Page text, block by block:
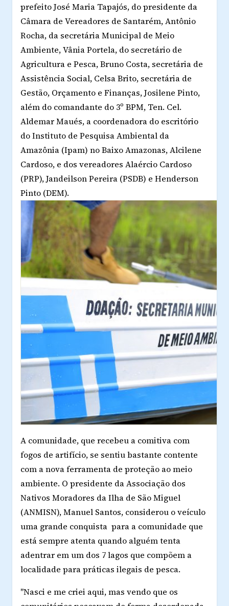
prefeito José Maria Tapajós, do presidente da
Câmara de Vereadores de Santarém, Antônio
Rocha, da secretária Municipal de Meio
Ambiente, Vânia Portela, do secretário de
Agricultura e Pesca, Bruno Costa, secretária de
Assistência Social, Celsa Brito, secretária de
Gestão, Orçamento e Finanças, Josilene Pinto,
além do comandante do 3º BPM, Ten. Cel.
Aldemar Maués, a coordenadora do escritório
do Instituto de Pesquisa Ambiental da
Amazônia (Ipam) no Baixo Amazonas, Alcilene
Cardoso, e dos vereadores Alaércio Cardoso
(PRP), Jandeilson Pereira (PSDB) e Henderson
Pinto (DEM).
A comunidade, que recebeu a comitiva com
fogos de artifício, se sentiu bastante contente
com a nova ferramenta de proteção ao meio
ambiente. O presidente da Associação dos
Nativos Moradores da Ilha de São Miguel
(ANMISN), Manuel Santos, considerou o veículo
uma grande conquista para a comunidade que
está sempre atenta quando alguém tenta
adentrar em um dos 7 lagos que compõem a
localidade para práticas ilegais de pesca.
"Nasci e me criei aqui, mas vendo que os